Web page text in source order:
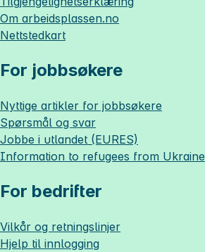
Om arbeidsplassen.no
Nettstedkart
For jobbsøkere
Nyttige artikler for jobbsøkere
Spørsmål og svar
Jobbe i utlandet (EURES)
Information to refugees from Ukraine
For bedrifter
Vilkår og retningslinjer
Hjelp til innlogging